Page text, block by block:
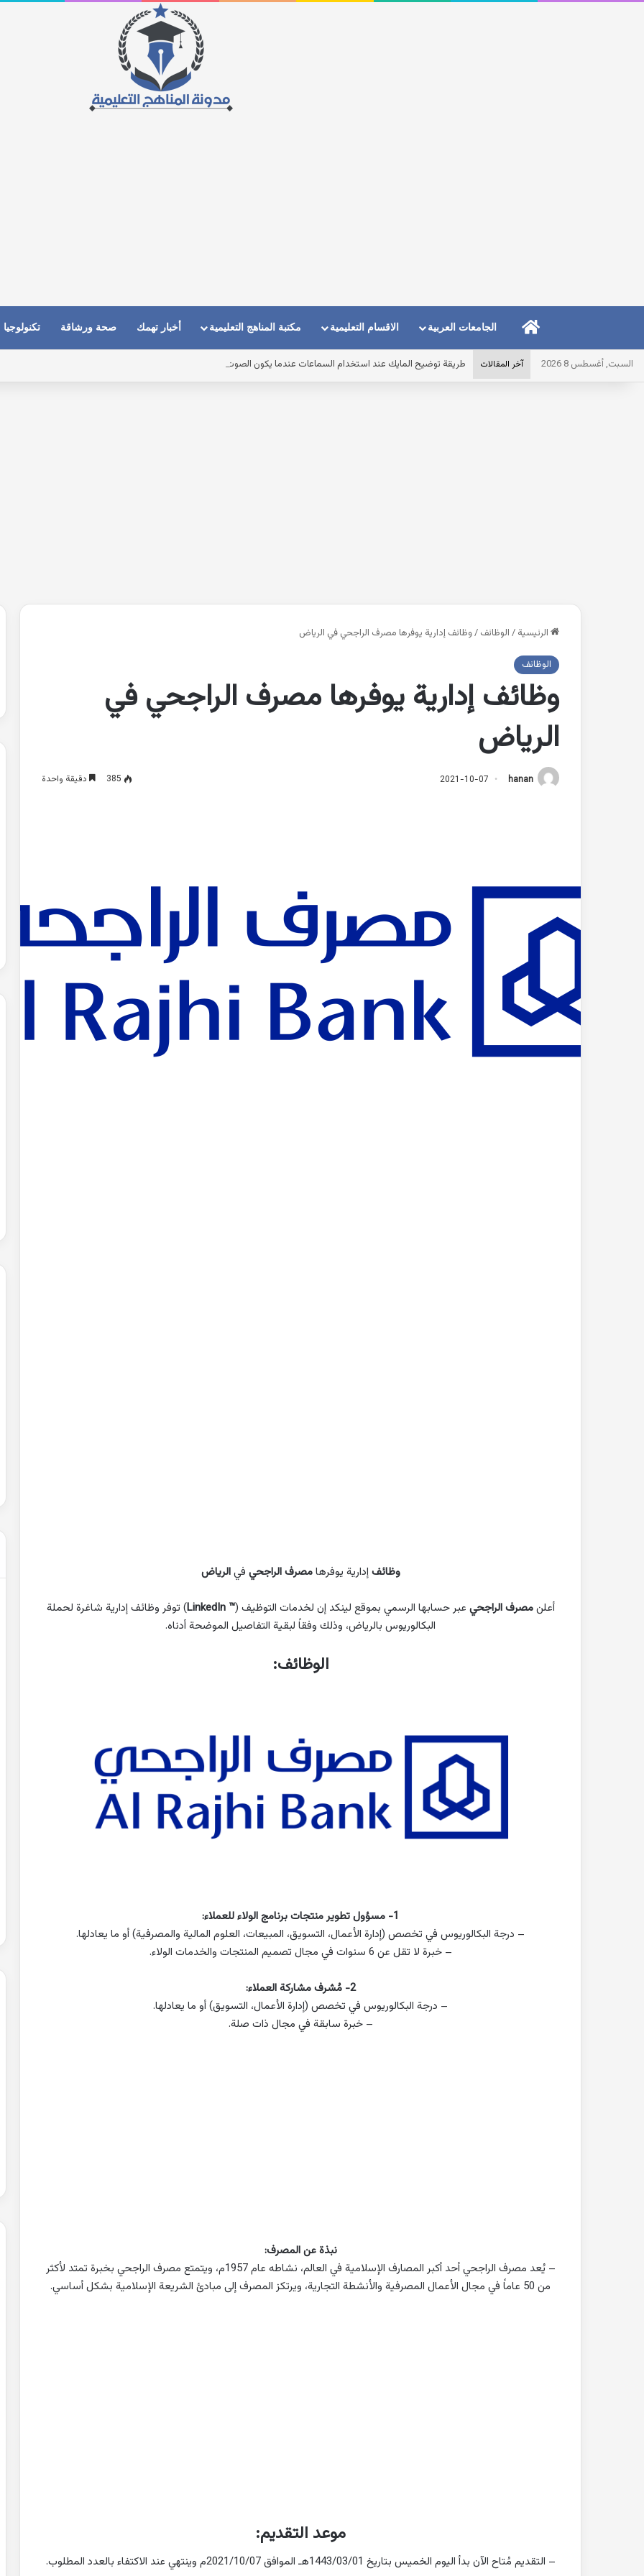
الرئيسيةالجامعات العربية الاقسام التعليمية مكتبة المناهج التعليمية أخبار تهمك صحة ورشاقة تكنولوجيا
السبت, أغسطس 8 2026 آخر المقالات طريقة توضيح المايك عند استخدام السماعات عندما يكون الصوت بعيد وقت المكالمات
الرئيسية / الوظائف /وظائف إدارية يوفرها مصرف الراجحي في الرياض
الوظائف
وظائف إدارية يوفرها مصرف الراجحي في
الرياض
hanan
2021-10-07
385 دقيقة واحدة
وظائفإدارية يوفرهامصرف الراجحي فيالرياض
أعلنمصرف الراجحي عبر حسابها الرسمي بموقع لينكد إن لخدمات التوظيف (™ LinkedIn
) توفر وظائف إدارية شاغرة لحملة
البكالوريوس بالرياض، وذلك وفقاً لبقية التفاصيل الموضحة أدناه.
الوظائف:
1- مسؤول تطوير منتجات برنامج الولاء للعملاء:
– درجة البكالوريوس في تخصص (إدارة الأعمال، التسويق، المبيعات، العلوم المالية والمصرفية) أو ما يعادلها.
– خبرة لا تقل عن 6 سنوات في مجال تصميم المنتجات والخدمات الولاء.
2- مُشرف مشاركة العملاء:
– درجة البكالوريوس في تخصص (إدارة الأعمال، التسويق) أو ما يعادلها.
– خبرة سابقة في مجال ذات صلة.
نبذة عن المصرف:
– يُعد مصرف الراجحي أحد أكبر المصارف الإسلامية في العالم، نشاطه عام 1957م، ويتمتع مصرف الراجحي بخبرة تمتد لأكثر
من 50 عاماً في مجال الأعمال المصرفية والأنشطة التجارية، ويرتكز المصرف إلى مبادئ الشريعة الإسلامية بشكل أساسي.
موعد التقديم:
– التقديم مُتاح الآن بدأ اليوم الخميس بتاريخ 1443/03/01هـ الموافق 2021/10/07م وينتهي عند الاكتفاء بالعدد المطلوب.